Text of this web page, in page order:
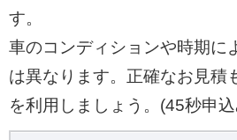
す。
車のコンディションや時期に
は異なります。正確なお見積
を利用しましょう。(45秒申